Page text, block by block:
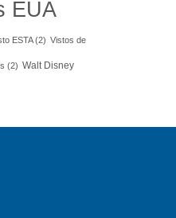
EUA
ESTA(2) Vistos de
(2) Walt Disney